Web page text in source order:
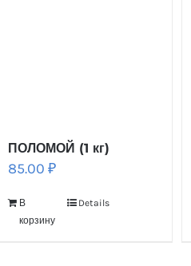
ПОЛОМОЙ (1 кг)
85.00₽
В
корзину
Details